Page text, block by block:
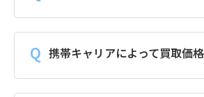
携帯キャリアによって買取価